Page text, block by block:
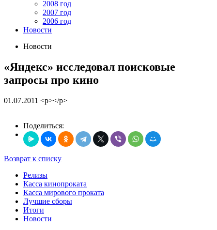
2008 год
2007 год
2006 год
Новости
Новости
«Яндекс» исследовал поисковые
запросы про кино
01.07.2011 <p></p>
Поделиться:
Возврат к списку
Релизы
Касса кинопроката
Касса мирового проката
Лучшие сборы
Итоги
Новости